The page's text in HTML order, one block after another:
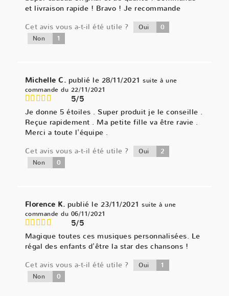
et livraison rapide ! Bravo ! Je recommande
Cet avis vous a-t-il été utile ?
Oui 0
Non 1
Michelle C. publié le 28/11/2021 suite à une
commande du 22/11/2021
5/5
Je donne 5 étoiles . Super produit je le conseille .
Reçue rapidement . Ma petite fille va être ravie .
Merci a toute l'équipe .
Cet avis vous a-t-il été utile ?
Oui 2
Non 0
Florence K. publié le 23/11/2021 suite à une
commande du 06/11/2021
5/5
Magique toutes ces musiques personnalisées. Le
régal des enfants d'être la star des chansons !
Cet avis vous a-t-il été utile ?
Oui 1
Non 0